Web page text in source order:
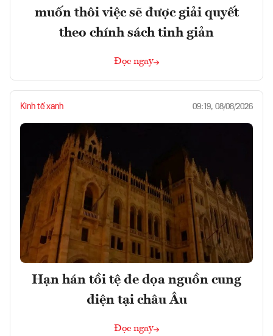
muốn thôi việc sẽ được giải quyết
theo chính sách tinh giản
Đọc ngay
Kinh tế xanh 09:19, 08/08/2026
Hạn hán tồi tệ đe dọa nguồn cung
điện tại châu Âu
Đọc ngay